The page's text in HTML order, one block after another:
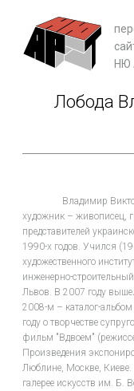
НЮ
Лобода
Владимир
художник – живописец,
представителей
1990-х годов. Учился
художественного
инженерно-
Львов. В 2007 году
2008-м – каталог-
году о творчестве
фильм "Вдвоем"
Произведения
Люблине, Москве, Киеве.
галерее искусств им. Б.